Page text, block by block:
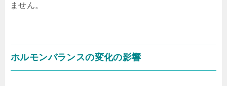
ません。
ホルモンバランスの変化の影響